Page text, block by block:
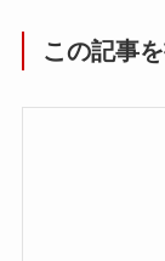
この記事